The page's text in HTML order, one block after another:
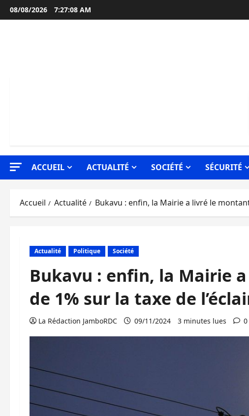
Aller
au
08/08/2026 7:27:09 AM
ACCUEIL ACTUALITÉ SOCIÉTÉ SÉCURITÉ
Accueil Actualité Bukavu : enfin, la Mairie a livré le
Actualité Politique Société
Bukavu : enfin, la Mairie
de 1% sur la taxe de
La Rédaction JamboRDC 09/11/2024 3 minutes lues 0